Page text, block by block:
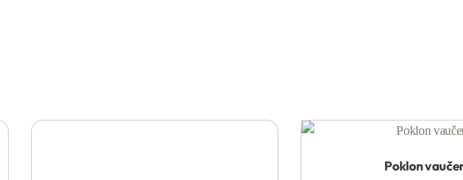
Poklon